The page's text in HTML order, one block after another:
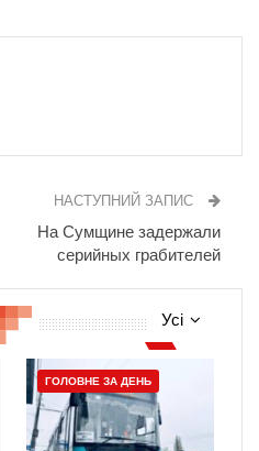
НАСТУПНИЙ ЗАПИС
На Сумщине задержали
серийных грабителей
Усі
ГОЛОВНЕ ЗА ДЕНЬ